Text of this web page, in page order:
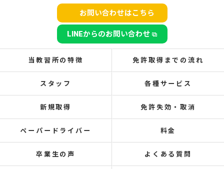
お問い合わせはこちら
LINEからのお問い合わせ
当教習所の特徴 免許取得までの流れ
スタッフ 各種サービス
新規取得 免許失効・取消
ペーパードライバー 料金
卒業生の声 よくある質問